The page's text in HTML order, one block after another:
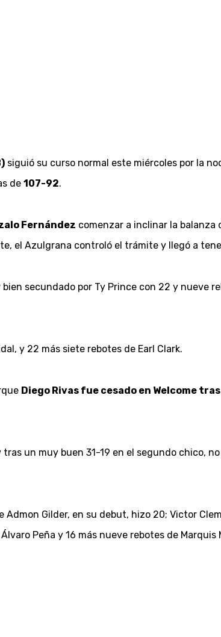
siguió su curso normal este miércoles por la
de 107-92.
Fernández comenzar a inclinar la
el Azulgrana controló el trámite y llegó a
secundado por Ty Prince con 22 y nueve
y 22 más siete rebotes de Earl Clark.
Diego Rivas fue cesado en Welcome
un muy buen 31-19 en el segundo chico,
Gilder, en su debut, hizo 20; Victor
Peña y 16 más nueve rebotes de Marquis